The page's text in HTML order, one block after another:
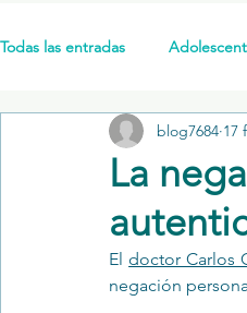
Todas las entradas
Salud Mental Perinatal
Formación profesionales
La
blog7684 17
El doctor Carlos
negación